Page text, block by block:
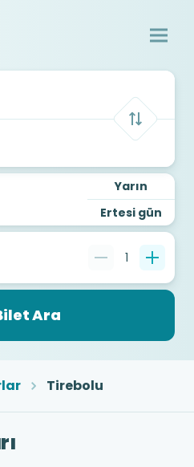
Yarın
Ertesi gün
1
Ara
Tirebolu